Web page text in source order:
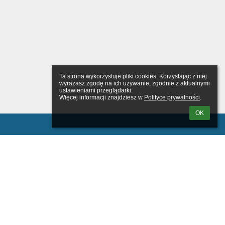
Ta strona wykorzystuje pliki cookies. Korzystając z niej
wyrażasz zgodę na ich używanie, zgodnie z aktualnymi
ustawieniami przeglądarki.
Więcej informacji znajdziesz w Polityce prywatności.
OK